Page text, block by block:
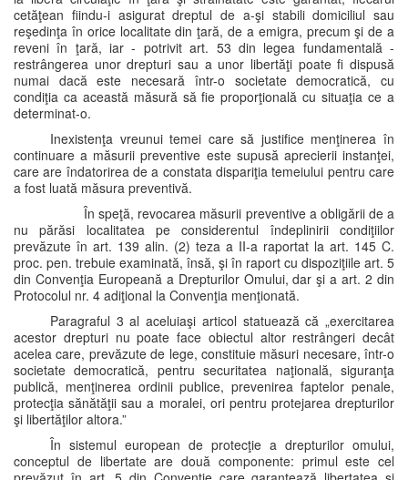
cetăţean fiindu-i asigurat dreptul de a-şi stabili domiciliul sau
reşedinţa în orice localitate din ţară, de a emigra, precum şi de a
reveni în ţară, iar - potrivit art. 53 din legea fundamentală -
restrângerea unor drepturi sau a unor libertăţi poate fi dispusă
numai dacă este necesară într-o societate democratică, cu
condiţia ca această măsură să fie proporţională cu situaţia ce a
determinat-o.
Inexistenţa vreunui temei care să justifice menţinerea în
continuare a măsurii preventive este supusă aprecierii instanţei,
care are îndatorirea de a constata dispariţia temeiului pentru care
a fost luată măsura preventivă.
În speţă, revocarea măsurii preventive a obligării de a
nu părăsi localitatea pe considerentul îndeplinirii condiţiilor
prevăzute în art. 139 alin. (2) teza a II-a raportat la art. 145 C.
proc. pen. trebuie examinată, însă, şi în raport cu dispoziţiile art. 5
din Convenţia Europeană a Drepturilor Omului, dar şi a art. 2 din
Protocolul nr. 4 adiţional la Convenţia menţionată.
Paragraful 3 al aceluiaşi articol statuează că „exercitarea
acestor drepturi nu poate face obiectul altor restrângeri decât
acelea care, prevăzute de lege, constituie măsuri necesare, într-o
societate democratică, pentru securitatea naţională, siguranţa
publică, menţinerea ordinii publice, prevenirea faptelor penale,
protecţia sănătăţii sau a moralei, ori pentru protejarea drepturilor
şi libertăţilor altora.”
În sistemul european de protecţie a drepturilor omului,
conceptul de libertate are două componente: primul este cel